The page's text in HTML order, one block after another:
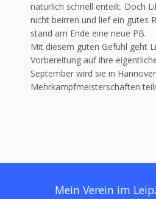
natürlich schnell enteilt. Doch
nicht beirren und lief ein gutes
stand am Ende eine neue PB.
Mit diesem guten Gefühl geht
Vorbereitung auf ihre
September wird sie in
Mehrkampfmeisterschaften
Mein Verein im